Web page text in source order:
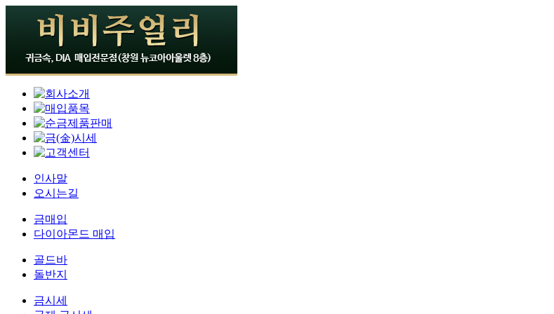
인사말
오시는길
금매입
다이아몬드 매입
골드바
돌반지
금시세